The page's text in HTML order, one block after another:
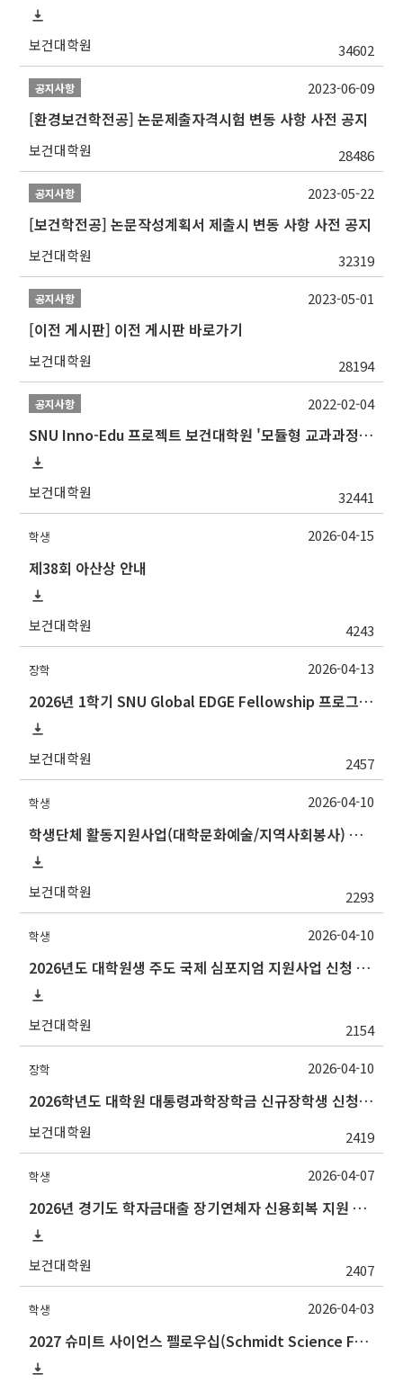
보건대학원 34602
공지사항
[환경보건학전공] 논문제출자격시험 변동 사항 사전 공지
보건대학원 28486
2023-06-09
공지사항
[보건학전공] 논문작성계획서 제출시 변동 사항 사전 공지
보건대학원 32319
2023-05-22
공지사항
[이전 게시판] 이전 게시판 바로가기
보건대학원 28194
2023-05-01
공지사항
SNU Inno-Edu 프로젝트 보건대학원 '모듈형 교과과정' 안내(revised 2022/2/28)
보건대학원 32441
2022-02-04
학생
제38회 아산상 안내
보건대학원 4243
2026-04-15
장학
2026년 1학기 SNU Global EDGE Fellowship 프로그램 장학생 모집 안내
보건대학원 2457
2026-04-13
학생
학생단체 활동지원사업(대학문화예술/지역사회봉사) 시행 계획 안내
보건대학원 2293
2026-04-10
학생
2026년도 대학원생 주도 국제 심포지엄 지원사업 신청 안내
보건대학원 2154
2026-04-10
장학
2026학년도 대학원 대통령과학장학금 신규장학생 신청 및 선발 안내
보건대학원 2419
2026-04-10
학생
2026년 경기도 학자금대출 장기연체자 신용회복 지원 사업 안내
보건대학원 2407
2026-04-07
학생
2027 슈미트 사이언스 펠로우십(Schmidt Science Fellows) 후보자 선발 안내
2026-04-03